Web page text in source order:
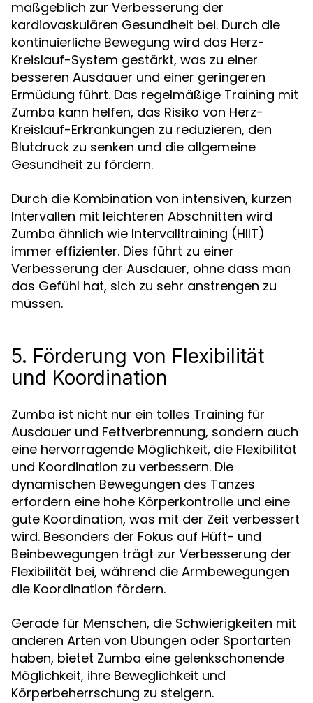
maßgeblich zur Verbesserung der
kardiovaskulären Gesundheit bei. Durch die
kontinuierliche Bewegung wird das Herz-
Kreislauf-System gestärkt, was zu einer
besseren Ausdauer und einer geringeren
Ermüdung führt. Das regelmäßige Training mit
Zumba kann helfen, das Risiko von Herz-
Kreislauf-Erkrankungen zu reduzieren, den
Blutdruck zu senken und die allgemeine
Gesundheit zu fördern.
Durch die Kombination von intensiven, kurzen
Intervallen mit leichteren Abschnitten wird
Zumba ähnlich wie Intervalltraining (HIIT)
immer effizienter. Dies führt zu einer
Verbesserung der Ausdauer, ohne dass man
das Gefühl hat, sich zu sehr anstrengen zu
müssen.
5. Förderung von Flexibilität
und Koordination
Zumba ist nicht nur ein tolles Training für
Ausdauer und Fettverbrennung, sondern auch
eine hervorragende Möglichkeit, die Flexibilität
und Koordination zu verbessern. Die
dynamischen Bewegungen des Tanzes
erfordern eine hohe Körperkontrolle und eine
gute Koordination, was mit der Zeit verbessert
wird. Besonders der Fokus auf Hüft- und
Beinbewegungen trägt zur Verbesserung der
Flexibilität bei, während die Armbewegungen
die Koordination fördern.
Gerade für Menschen, die Schwierigkeiten mit
anderen Arten von Übungen oder Sportarten
haben, bietet Zumba eine gelenkschonende
Möglichkeit, ihre Beweglichkeit und
Körperbeherrschung zu steigern.